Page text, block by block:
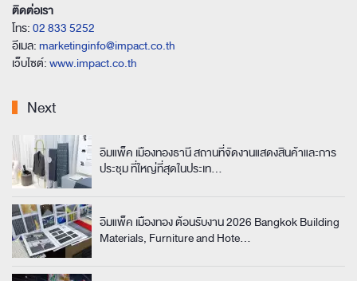
ติดต่อเรา
โทร:02 833 5252
อีเมล:marketinginfo@impact.co.th
เว็บไซต์:www.impact.co.th
Next
อิมแพ็ค เมืองทองธานี สถานที่จัดงานแสดงสินค้าและการ
ประชุมที่ใหญ่ที่สุดในประเท…
อิมแพ็ค เมืองทอง ต้อนรับงาน 2026 Bangkok Building
Materials, Furniture and Hote…